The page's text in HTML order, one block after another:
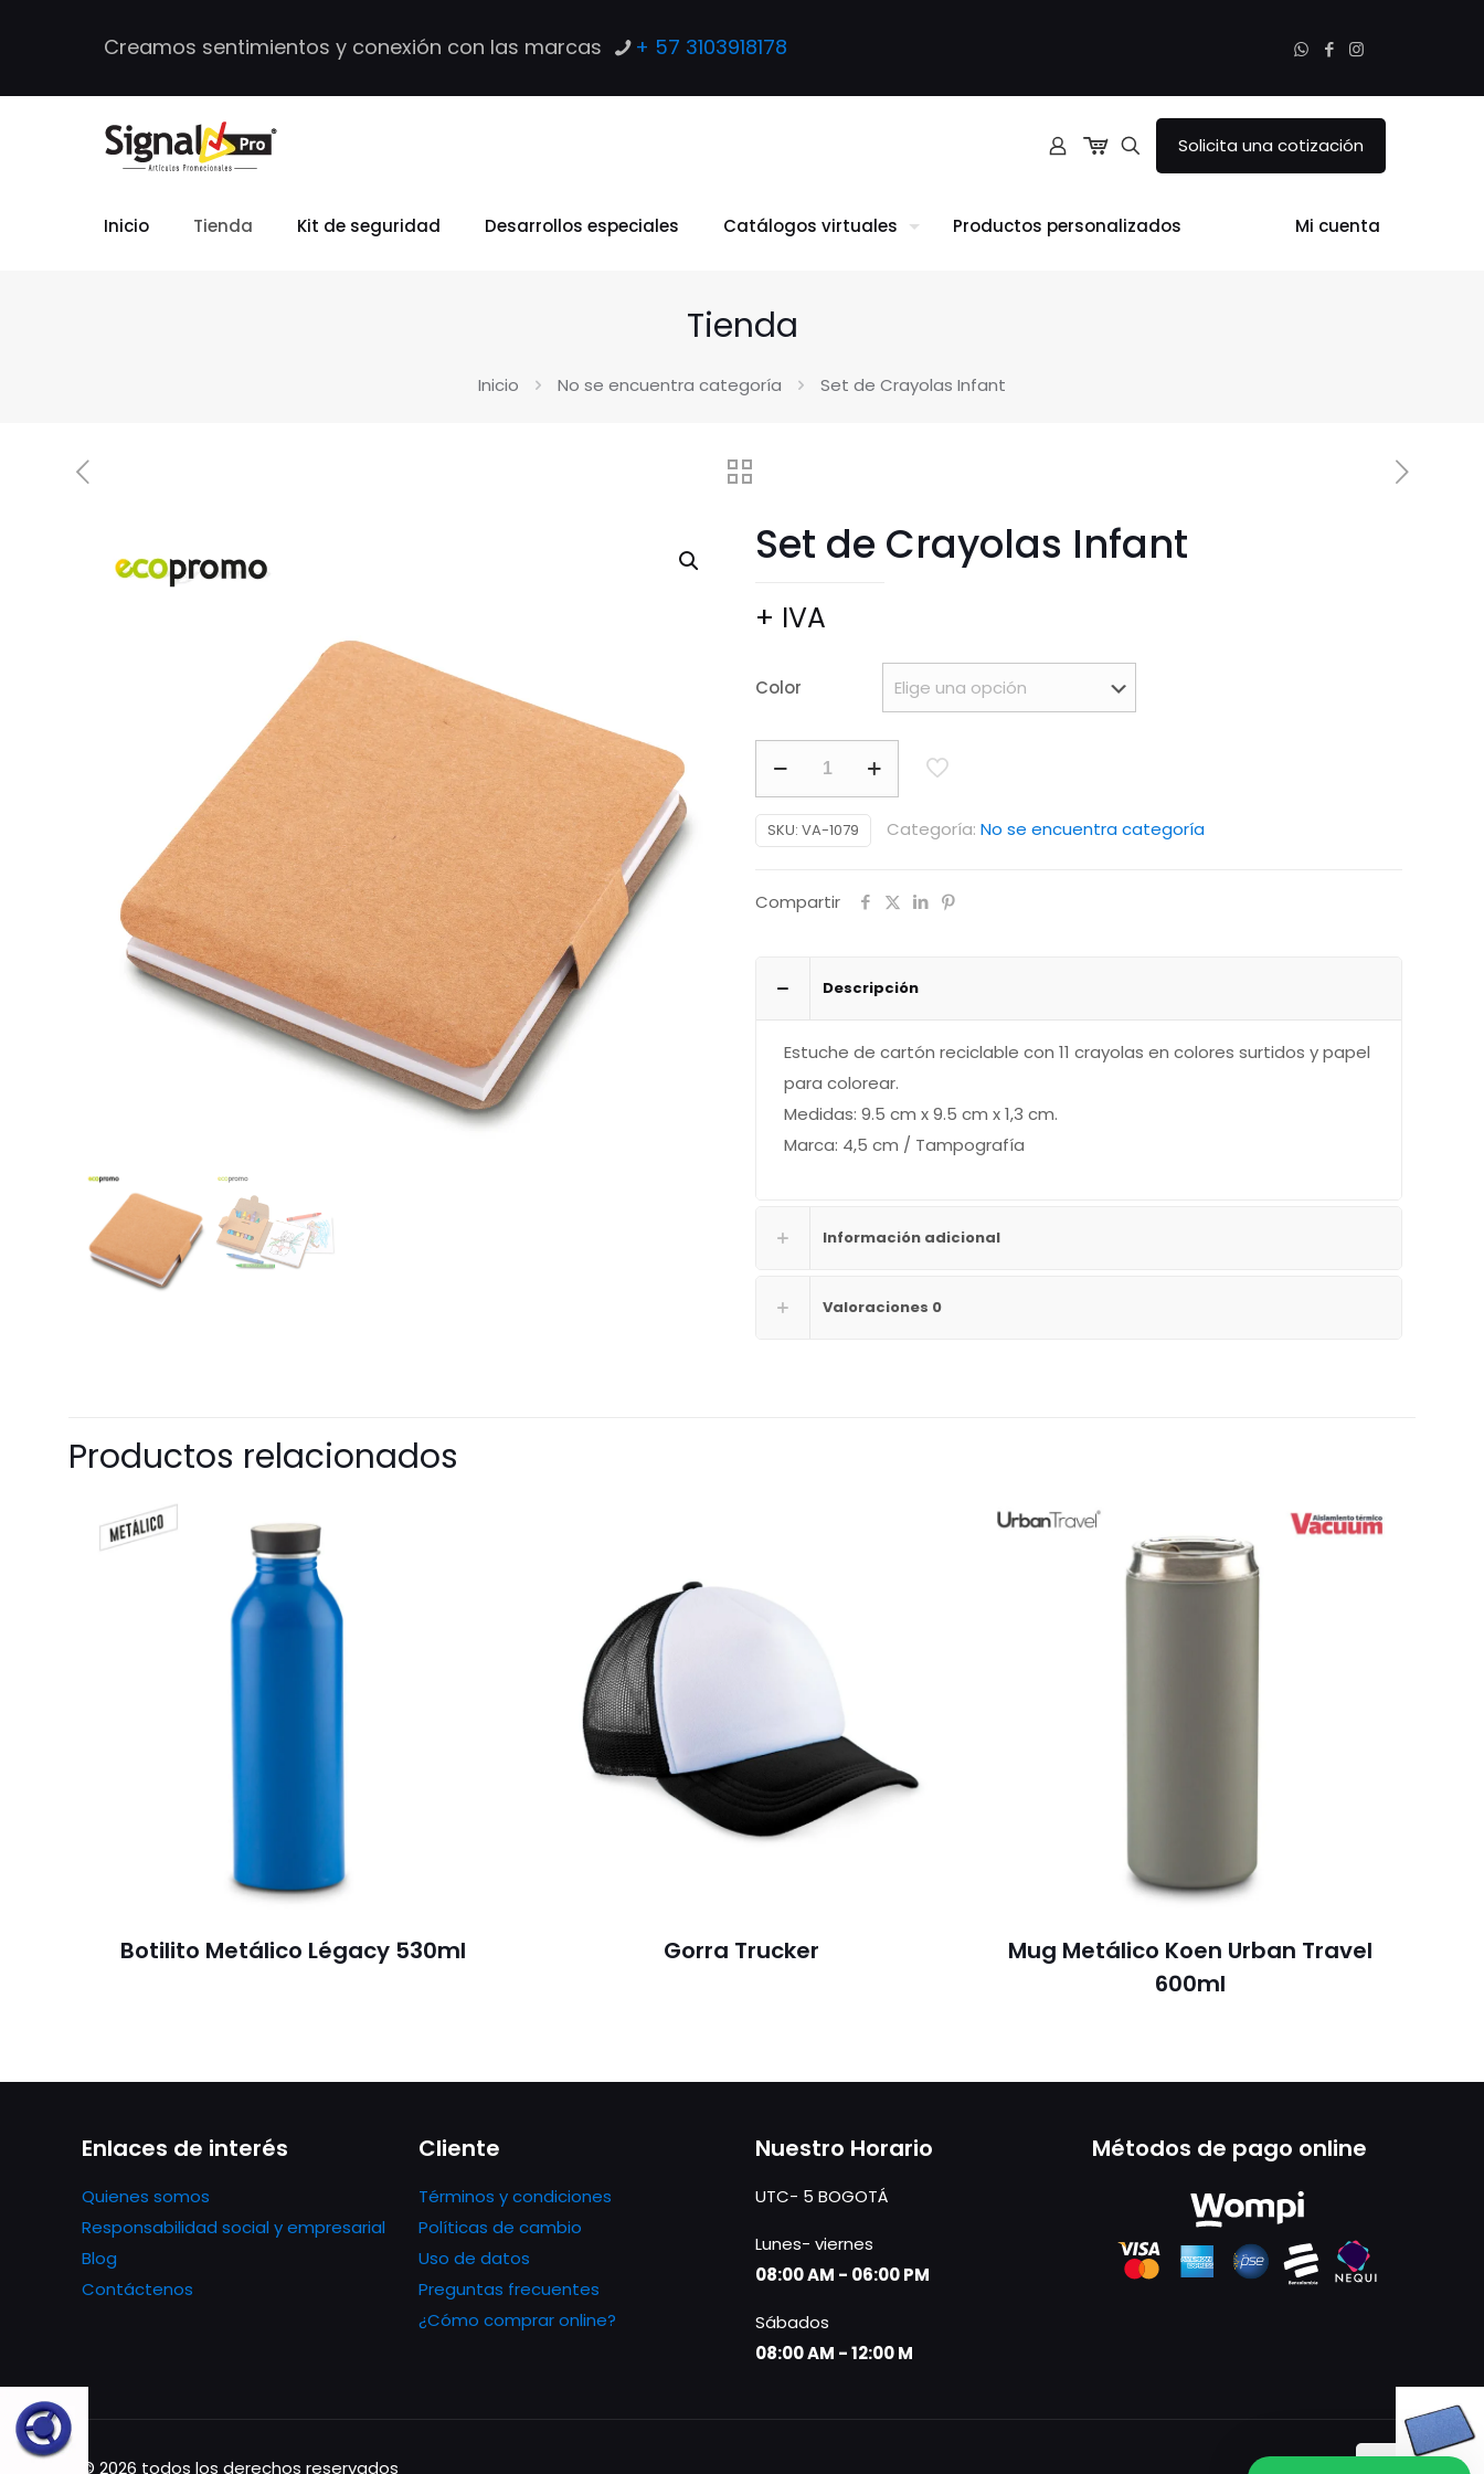
Creamos sentimientos y conexión con las marcas + 57 3103918178
Solicita una cotización
Inicio Tienda Kit de seguridad Desarrollos especiales Catálogos virtuales Productos personalizados Mi cuenta
Tienda
Inicio No se encuentra categoría Set de Crayolas Infant
Set de Crayolas Infant
+ IVA
Color
Crayolas
Infant
SKU: VA-1079 Categoría: No se encuentra categoría
Compartir
Descripción
Estuche de cartón reciclable con 11 crayolas en colores surtidos y papel
para colorear.
Medidas: 9.5 cm x 9.5 cm x 1,3 cm.
Marca: 4,5 cm / Tampografía
Información adicional
Valoraciones 0
Productos relacionados
Botilito Metálico Légacy 530ml Gorra Trucker
Mug Metálico Koen Urban Travel
600ml
Enlaces de interés
Quienes somos
Responsabilidad social y empresarial
Blog
Contáctenos
Cliente
Términos y condiciones
Políticas de cambio
Uso de datos
Preguntas frecuentes
¿Cómo comprar online?
Nuestro Horario
UTC- 5 BOGOTÁ
Lunes- viernes
08:00 AM - 06:00 PM
Sábados
08:00 AM - 12:00 M
Métodos de pago online
© 2026 todos los derechos reservados